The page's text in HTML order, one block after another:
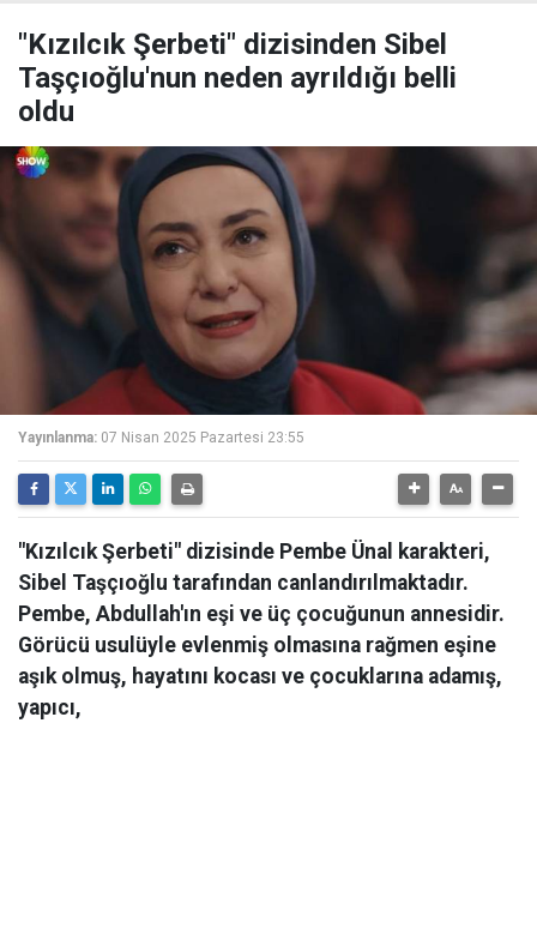
"Kızılcık Şerbeti" dizisinden Sibel
Taşçıoğlu'nun neden ayrıldığı belli
oldu
Yayınlanma: 07 Nisan 2025 Pazartesi 23:55
"Kızılcık Şerbeti" dizisinde Pembe Ünal karakteri,
Sibel Taşçıoğlu tarafından canlandırılmaktadır.
Pembe, Abdullah'ın eşi ve üç çocuğunun annesidir.
Görücü usulüyle evlenmiş olmasına rağmen eşine
aşık olmuş, hayatını kocası ve çocuklarına adamış,
yapıcı,